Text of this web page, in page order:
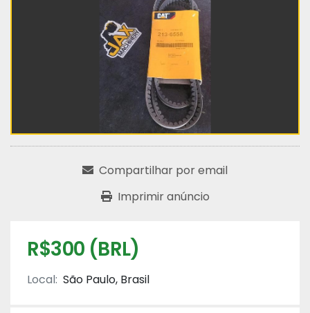
Compartilhar por email
Imprimir anúncio
R$300 (BRL)
Local: São Paulo, Brasil